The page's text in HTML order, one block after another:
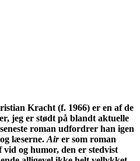
Kracht (f. 1966) er en af de
jeg er stødt på blandt aktuelle
roman udfordrer han igen
læserne. Airer som roman
og humor, den er stedvist